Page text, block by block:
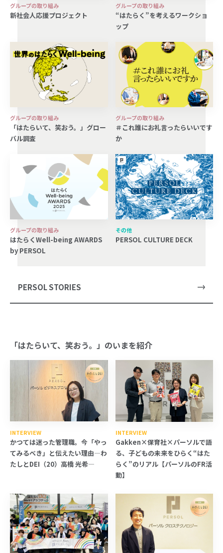
グループの取り組み
新社会人応援プロジェクト
グループの取り組み
“はたらく”を考えるワークショ
ップ
グループの取り組み
「はたらいて、笑おう。」グロー
バル調査
グループの取り組み
＃これ誰にお礼言ったらいいです
か
グループの取り組み
はたらくWell-being AWARDS
by PERSOL
その他
PERSOL CULTURE DECK
PERSOL STORIES
「はたらいて、笑おう。」のいまを紹介
INTERVIEW
かつては迷った管理職。今「やっ
てみるべき」と伝えたい理由―わ
たしとDEI（20）高橋 光希―
INTERVIEW
Gakken×保育社×パーソルで語
る、子どもの未来をひらく“はた
らく”のリアル【パーソルのFR活
動】